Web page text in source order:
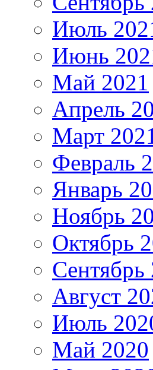
Июль
Июнь
Май 2021
Апрель
Март
Февраль
Январь
Ноябрь
Октябрь
Сентябрь
Август
Июль
Май 2020